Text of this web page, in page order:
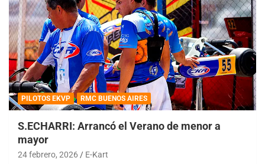
PILOTOS EKVP RMC BUENOS AIRES
S.ECHARRI: Arrancó el Verano de menor a
mayor
24 febrero, 2026 E-Kart